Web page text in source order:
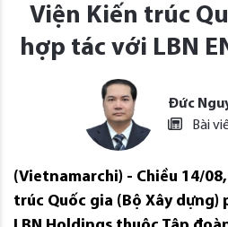
Viện Kiến trúc
hợp tác với LBN
Đức
Bài
(Vietnamarchi) - Chiều 14/
trúc Quốc gia (Bộ Xây